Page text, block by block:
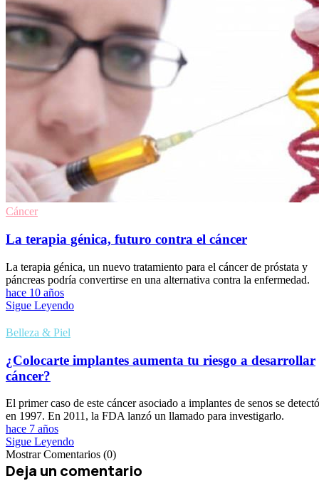
Cáncer
La terapia génica, futuro contra el cáncer
La terapia génica, un nuevo tratamiento para el cáncer de próstata y
páncreas podría convertirse en una alternativa contra la enfermedad.
hace 10 años
Sigue Leyendo
Belleza & Piel
¿Colocarte implantes aumenta tu riesgo a desarrollar
cáncer?
El primer caso de este cáncer asociado a implantes de senos se detectó
en 1997. En 2011, la FDA lanzó un llamado para investigarlo.
hace 7 años
Sigue Leyendo
Mostrar Comentarios (0)
Deja un comentario